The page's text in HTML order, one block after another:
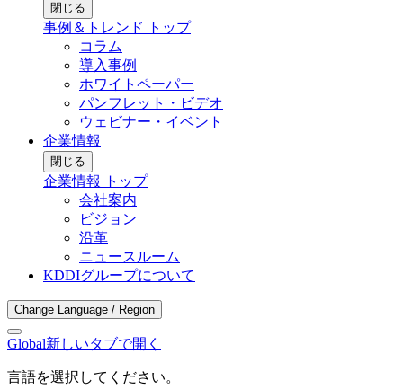
閉じる
事例＆トレンド トップ
コラム
導入事例
ホワイトペーパー
パンフレット・ビデオ
ウェビナー・イベント
企業情報
閉じる
企業情報 トップ
会社案内
ビジョン
沿革
ニュースルーム
KDDIグループについて
Change Language / Region
Global新しいタブで開く
言語を選択してください。